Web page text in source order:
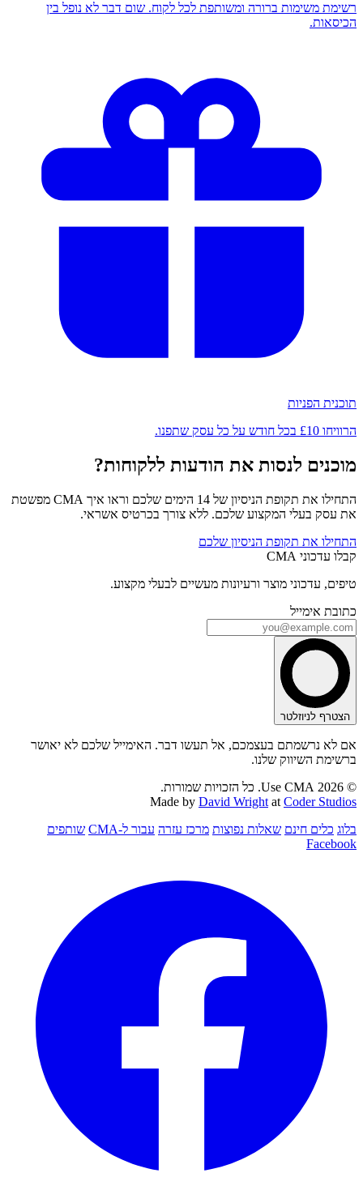
רשימת משימות ברורה ומשותפת לכל לקוח. שום דבר לא נופל בין
הכיסאות.
תוכנית הפניות
הרוויחו £10 בכל חודש על כל עסק שתפנו.
מוכנים לנסות את הודעות ללקוחות?
התחילו את תקופת הניסיון של 14 הימים שלכם וראו איך CMA מפשטת
את עסק בעלי המקצוע שלכם. ללא צורך בכרטיס אשראי.
התחילו את תקופת הניסיון שלכם
קבלו עדכוני CMA
טיפים, עדכוני מוצר ורעיונות מעשיים לבעלי מקצוע.
כתובת אימייל
הצטרף לניוזלטר
אם לא נרשמתם בעצמכם, אל תעשו דבר. האימייל שלכם לא יאושר
ברשימת השיווק שלנו.
© 2026 Use CMA. כל הזכויות שמורות.
Made by David Wright at Coder Studios
בלוג כלים חינם שאלות נפוצות מרכז עזרה עבור ל-CMA
שותפים
Facebook